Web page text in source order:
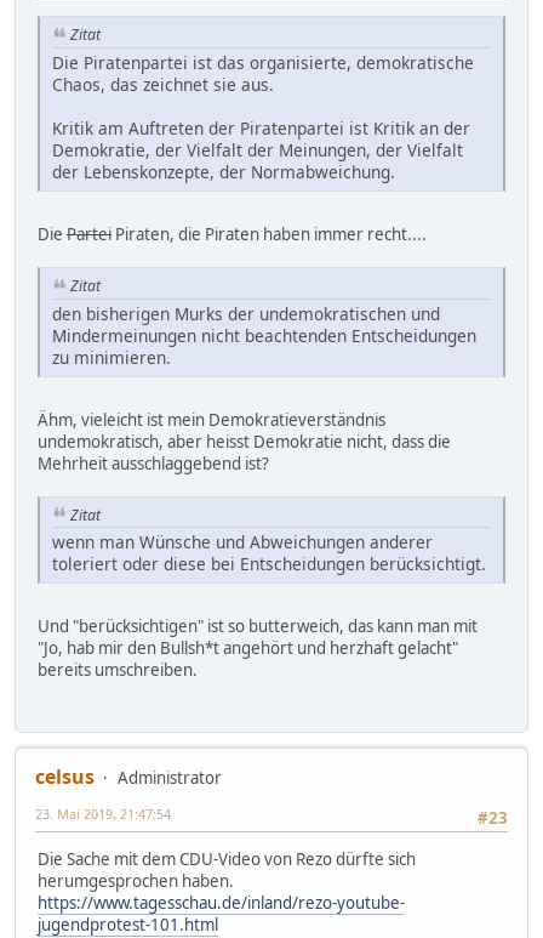
Zitat
Die Piratenpartei ist das organisierte, demokratische
Chaos, das zeichnet sie aus.
Kritik am Auftreten der Piratenpartei ist Kritik an der
Demokratie, der Vielfalt der Meinungen, der Vielfalt
der Lebenskonzepte, der Normabweichung.
Die Partei Piraten, die Piraten haben immer recht....
Zitat
den bisherigen Murks der undemokratischen und
Mindermeinungen nicht beachtenden Entscheidungen
zu minimieren.
Ähm, vieleicht ist mein Demokratieverständnis
undemokratisch, aber heisst Demokratie nicht, dass die
Mehrheit ausschlaggebend ist?
Zitat
wenn man Wünsche und Abweichungen anderer
toleriert oder diese bei Entscheidungen berücksichtigt.
Und "berücksichtigen" ist so butterweich, das kann man mit
"Jo, hab mir den Bullsh*t angehört und herzhaft gelacht"
bereits umschreiben.
celsus
Administrator
#23
23. Mai 2019, 21:47:54
Die Sache mit dem CDU-Video von Rezo dürfte sich
herumgesprochen haben.
https://www.tagesschau.de/inland/rezo-youtube-
jugendprotest-101.html